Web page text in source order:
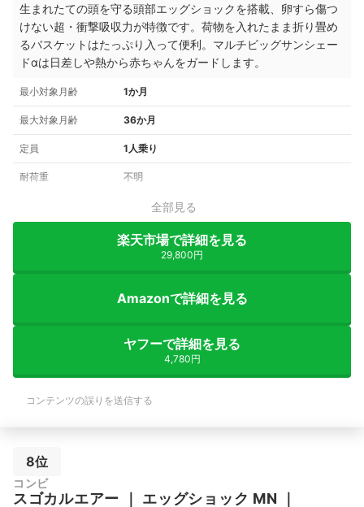
生まれたての頭を守る頭部エッグショックを搭載、卵すら傷つ
けない超・衝撃吸収力が特徴です。荷物を入れたまま折り畳め
るバスケットはたっぷり入って便利。マルチビッグサンシェー
ドαは日差しや熱から赤ちゃんをガードします。
最小対象月齢 1か月
最大対象月齢 36か月
定員 1人乗り
耐荷重 不明
全部見る
楽天市場で詳細を見る
29,800円
Amazonで詳細を見る
ヤフーで詳細を見る
4,780円
コンテンツの誤りを送信する
8位
コンビ
スゴカルエアー エッグショック MN